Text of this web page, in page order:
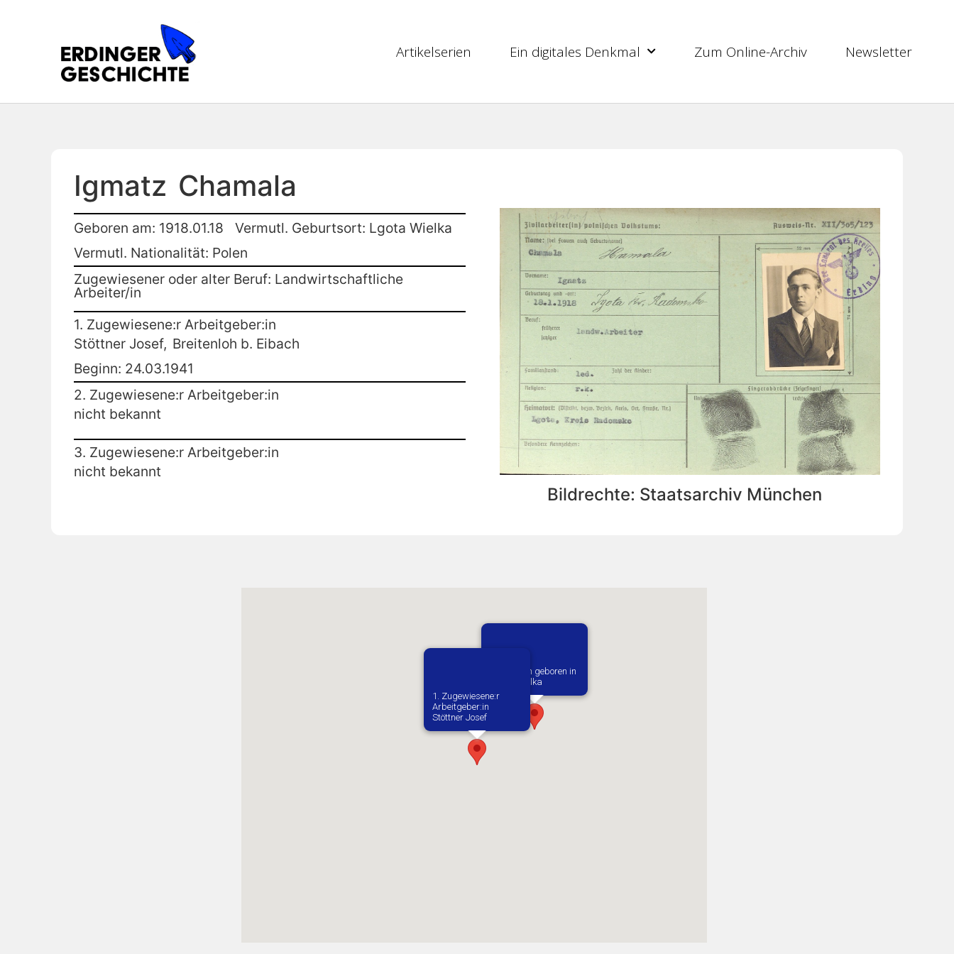
Artikelserien Ein digitales Denkmal Zum Online-Archiv Newsletter
Igmatz Chamala
Geboren am: 1918.01.18
Vermutl. Geburtsort: Lgota Wielka
Vermutl. Nationalität: Polen
Zugewiesener oder alter Beruf: Landwirtschaftliche
Arbeiter/in
1. Zugewiesene:r Arbeitgeber:in
Stöttner Josef, Breitenloh b. Eibach
Beginn: 24.03.1941
2. Zugewiesene:r Arbeitgeber:in
nicht bekannt
3. Zugewiesene:r Arbeitgeber:in
nicht bekannt
Bildrechte: Staatsarchiv München
Vermutlich geboren in
Lgota Wielka
1. Zugewiesene:r
Arbeitgeber:in​
Stöttner Josef